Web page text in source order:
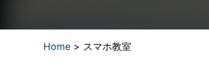
Home > スマホ教室